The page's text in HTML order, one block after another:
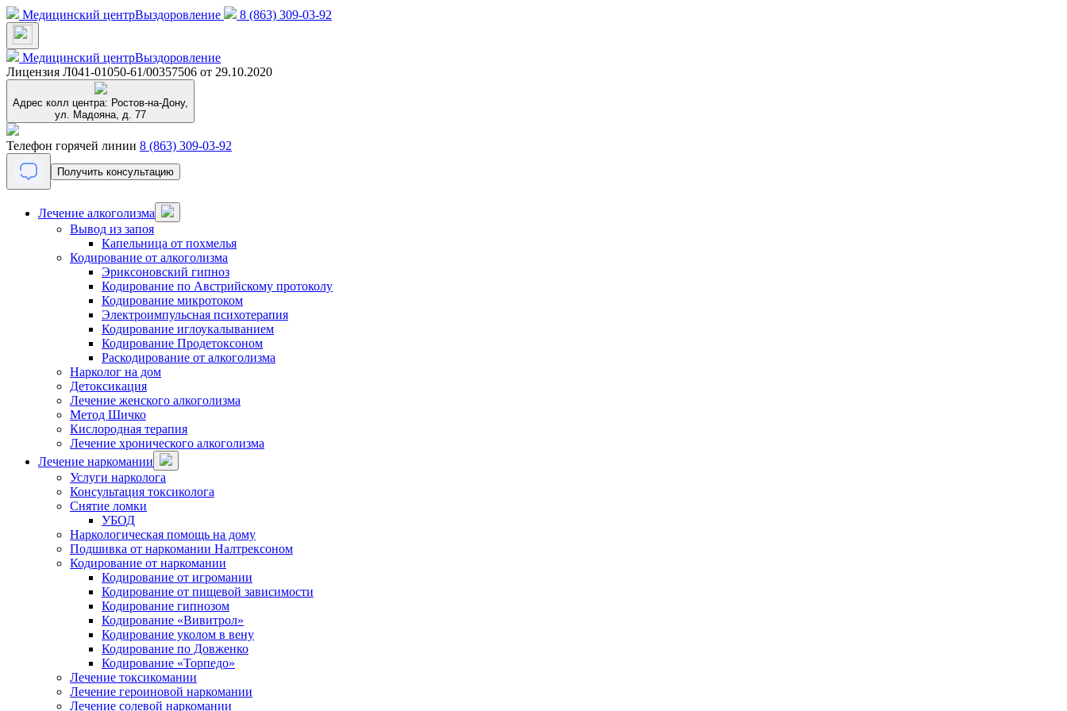
Медицинский центрВыздоровление 8 (863) 309-03-92
Медицинский центрВыздоровление
Лицензия Л041-01050-61/00357506 от 29.10.2020
Адрес колл центра: Ростов-на-Дону,
ул. Мадояна, д. 77
Телефон горячей линии 8 (863) 309-03-92
Получить консультацию
Лечение алкоголизма
Вывод из запоя
Капельница от похмелья
Кодирование от алкоголизма
Эриксоновский гипноз
Кодирование по Австрийскому протоколу
Кодирование микротоком
Электроимпульсная психотерапия
Кодирование иглоукалыванием
Кодирование Продетоксоном
Раскодирование от алкоголизма
Нарколог на дом
Детоксикация
Лечение женского алкоголизма
Метод Шичко
Кислородная терапия
Лечение хронического алкоголизма
Лечение наркомании
Услуги нарколога
Консультация токсиколога
Снятие ломки
УБОД
Наркологическая помощь на дому
Подшивка от наркомании Налтрексоном
Кодирование от наркомании
Кодирование от игромании
Кодирование от пищевой зависимости
Кодирование гипнозом
Кодирование «Вивитрол»
Кодирование уколом в вену
Кодирование по Довженко
Кодирование «Торпедо»
Лечение токсикомании
Лечение героиновой наркомании
Лечение солевой наркомании